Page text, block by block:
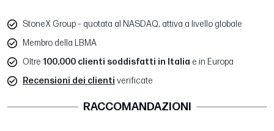
StoneX Group – quotata al NASDAQ, attiva a livello globale
Membro della LBMA
Oltre 100.000 clienti soddisfatti in Italia e in Europa
Recensioni dei clienti verificate
RACCOMANDAZIONI